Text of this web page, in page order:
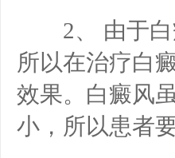
2、 由于白
所以在治疗白
效果。白癜风
小，所以患者